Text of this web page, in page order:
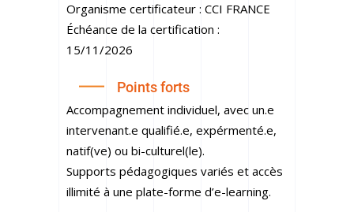
Organisme certificateur : CCI FRANCE
Échéance de la certification :
15/11/2026
Points forts
Accompagnement individuel, avec un.e
intervenant.e qualifié.e, expérmenté.e,
natif(ve) ou bi-culturel(le).
Supports pédagogiques variés et accès
illimité à une plate-forme d’e-learning.